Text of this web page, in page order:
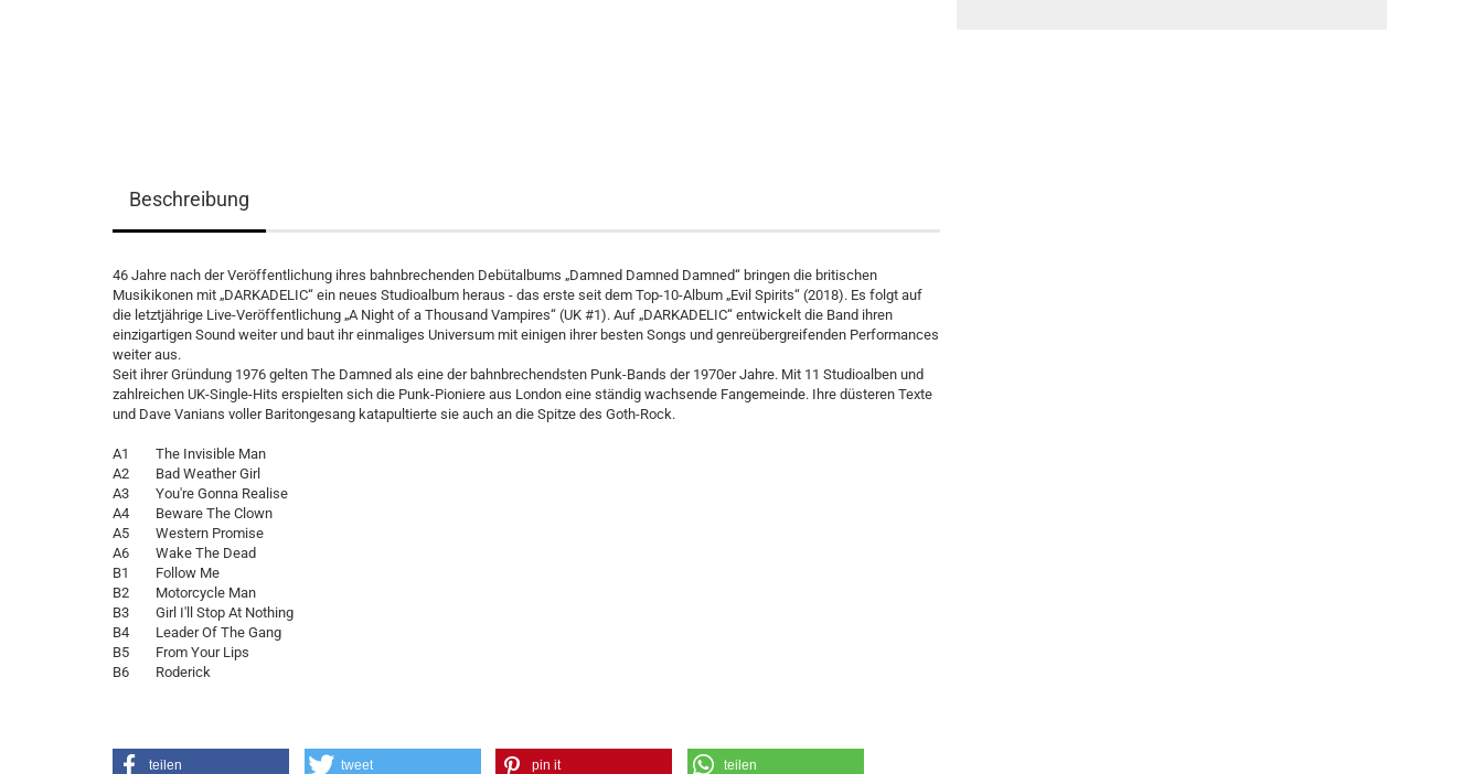
Beschreibung
46 Jahre nach der Veröffentlichung ihres bahnbrechenden Debütalbums „Damned Damned Damned“ bringen die britischen
Musikikonen mit „DARKADELIC“ ein neues Studioalbum heraus - das erste seit dem Top-10-Album „Evil Spirits“ (2018). Es folgt auf
die letztjährige Live-Veröffentlichung „A Night of a Thousand Vampires“ (UK #1). Auf „DARKADELIC“ entwickelt die Band ihren
einzigartigen Sound weiter und baut ihr einmaliges Universum mit einigen ihrer besten Songs und genreübergreifenden Performances
weiter aus.
Seit ihrer Gründung 1976 gelten The Damned als eine der bahnbrechendsten Punk-Bands der 1970er Jahre. Mit 11 Studioalben und
zahlreichen UK-Single-Hits erspielten sich die Punk-Pioniere aus London eine ständig wachsende Fangemeinde. Ihre düsteren Texte
und Dave Vanians voller Baritongesang katapultierte sie auch an die Spitze des Goth-Rock.
A1 The Invisible Man
A2 Bad Weather Girl
A3 You're Gonna Realise
A4 Beware The Clown
A5 Western Promise
A6 Wake The Dead
B1 Follow Me
B2 Motorcycle Man
B3 Girl I'll Stop At Nothing
B4 Leader Of The Gang
B5 From Your Lips
B6 Roderick
teilen tweet pin it teilen